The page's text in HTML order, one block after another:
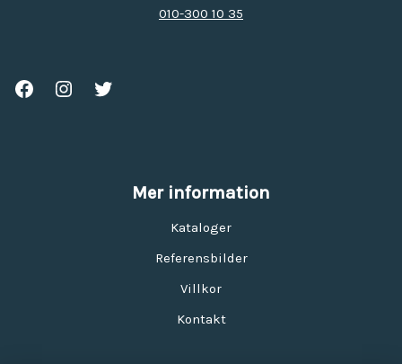
010-300 10 35
Mer information
Kataloger
Referensbilder
Villkor
Kontakt